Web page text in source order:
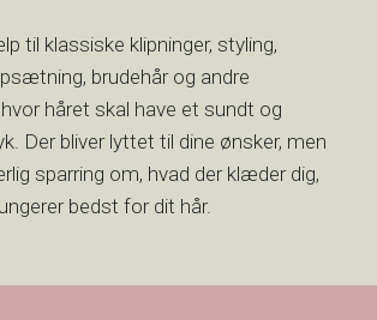
til klassiske klipninger, styling,
brudehår og andre
hvor håret skal have et sundt og
Der bliver lyttet til dine ønsker, men
sparring om, hvad der klæder dig,
bedst for dit hår.